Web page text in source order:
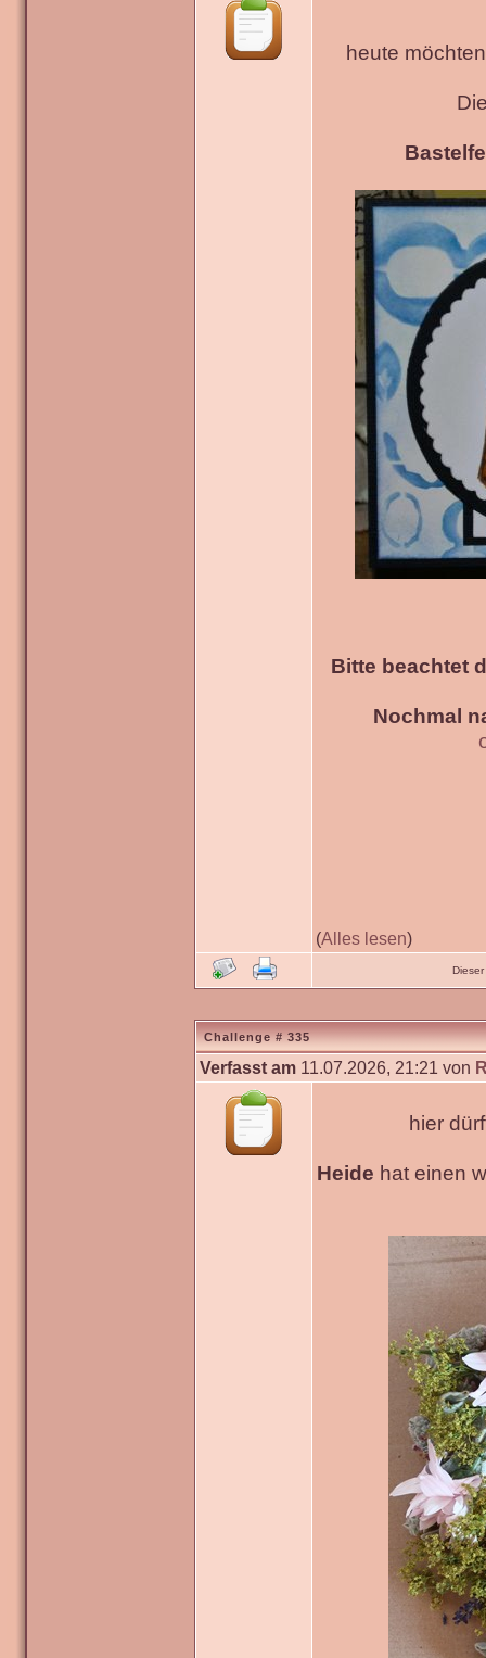
heute
Bitte beachtet
Nochmal
(Alles lesen)
Challenge # 335
Verfasst am 11.07.2026, 21:21 von
hier
Heide hat einen